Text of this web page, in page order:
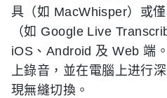
具（如 MacWhisper）或
（如 Google Live
iOS、Android 及 Web 端
上錄音，並在電腦上进行
現無縫切換。